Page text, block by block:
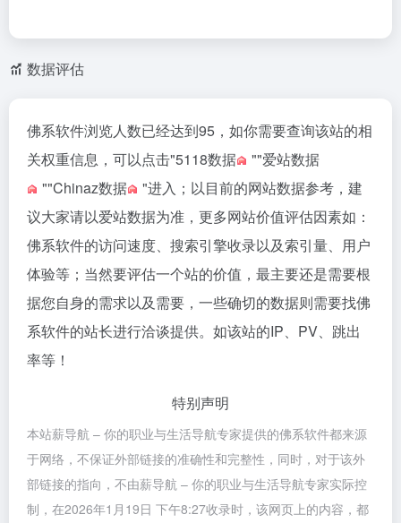
数据评估
佛系软件浏览人数已经达到95，如你需要查询该站的相
关权重信息，可以点击"5118数据 ""爱站数据
""Chinaz数据
"进入；以目前的网站数据参考，建
议大家请以爱站数据为准，更多网站价值评估因素如：
佛系软件的访问速度、搜索引擎收录以及索引量、用户
体验等；当然要评估一个站的价值，最主要还是需要根
据您自身的需求以及需要，一些确切的数据则需要找佛
系软件的站长进行洽谈提供。如该站的IP、PV、跳出
率等！
特别声明
本站薪导航 – 你的职业与生活导航专家提供的佛系软件都来源
于网络，不保证外部链接的准确性和完整性，同时，对于该外
部链接的指向，不由薪导航 – 你的职业与生活导航专家实际控
制，在2026年1月19日 下午8:27收录时，该网页上的内容，都